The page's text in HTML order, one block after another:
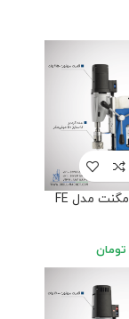
دریل با پایه مگنت مدل FE
تومان